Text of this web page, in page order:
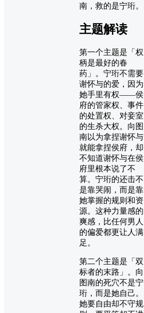
南，救的是宁珩。
主题解读
第一个主题是「权
柄是最好的春
药」。宁珩不需要
谢怀与的爱，因为
她手里有权——侯
府的管家权、事件
的处置权、对妾室
的生杀大权。向图
南以为拿捏谢怀与
就能拿捏侯府，却
不知道谢怀与在侯
府里根本说了不
算。宁珩的还击不
是靠哭闹，而是靠
她掌握的规则和资
源。这种力量感的
爽感，比任何男人
的偏爱都更让人满
足。
第二个主题是「双
标者的末路」。向
图南的死穴不是宁
珩，而是她自己。
她要自由却不守规